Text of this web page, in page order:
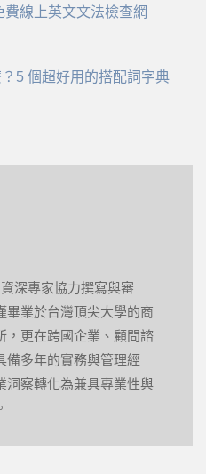
費線上英文文法檢查網
5 個超好用的搭配詞字典
深專家協力撰寫與審
畢業於台灣頂尖大學的商
，更在跨國企業、顧問諮
備多年的實務與管理經
洞察轉化為兼具專業性與